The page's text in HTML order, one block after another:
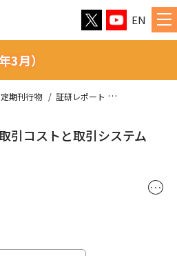
EN
定期刊行物 証研レポート
3月）
引コストと取引システム
･･･